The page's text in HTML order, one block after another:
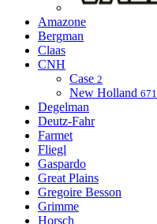
Amazone
Bergman
Claas
CNH
Case 2
New Holland 671
Degelman
Deutz-Fahr
Farmet
Fliegl
Gaspardo
Great Plains
Gregoire Besson
Grimme
Horsch